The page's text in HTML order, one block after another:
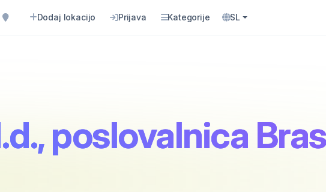
Dodaj lokacijo Prijava Kategorije SL
poslovalnica